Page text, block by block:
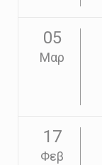
05
Μαρ
17
Φεβ